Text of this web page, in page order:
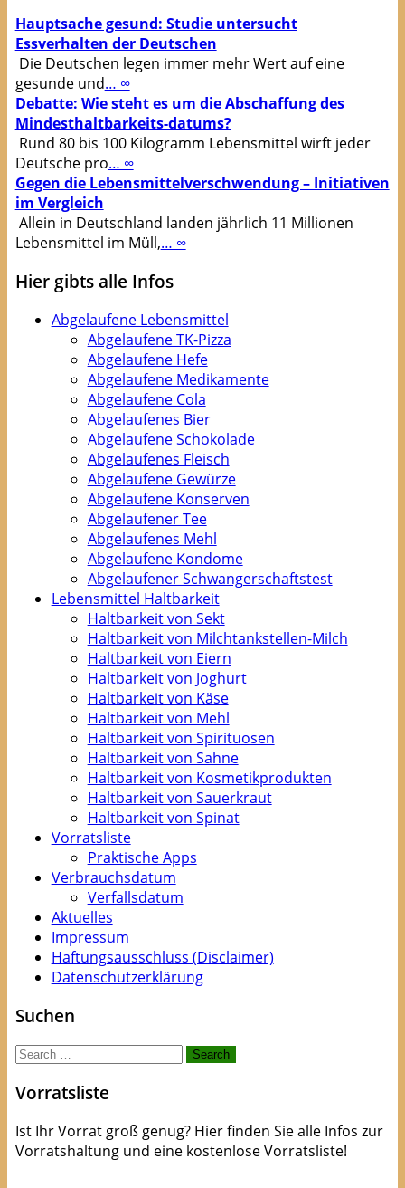
Hauptsache gesund: Studie untersucht
Essverhalten der Deutschen
Die Deutschen legen immer mehr Wert auf eine
gesunde und… ∞
Debatte: Wie steht es um die Abschaffung des
Mindesthaltbarkeits-datums?
Rund 80 bis 100 Kilogramm Lebensmittel wirft jeder
Deutsche pro… ∞
Gegen die Lebensmittelverschwendung – Initiativen
im Vergleich
Allein in Deutschland landen jährlich 11 Millionen
Lebensmittel im Müll,… ∞
Hier gibts alle Infos
Abgelaufene Lebensmittel
Abgelaufene TK-Pizza
Abgelaufene Hefe
Abgelaufene Medikamente
Abgelaufene Cola
Abgelaufenes Bier
Abgelaufene Schokolade
Abgelaufenes Fleisch
Abgelaufene Gewürze
Abgelaufene Konserven
Abgelaufener Tee
Abgelaufenes Mehl
Abgelaufene Kondome
Abgelaufener Schwangerschaftstest
Lebensmittel Haltbarkeit
Haltbarkeit von Sekt
Haltbarkeit von Milchtankstellen-Milch
Haltbarkeit von Eiern
Haltbarkeit von Joghurt
Haltbarkeit von Käse
Haltbarkeit von Mehl
Haltbarkeit von Spirituosen
Haltbarkeit von Sahne
Haltbarkeit von Kosmetikprodukten
Haltbarkeit von Sauerkraut
Haltbarkeit von Spinat
Vorratsliste
Praktische Apps
Verbrauchsdatum
Verfallsdatum
Aktuelles
Impressum
Haftungsausschluss (Disclaimer)
Datenschutzerklärung
Suchen
Search
Vorratsliste
Ist Ihr Vorrat groß genug? Hier finden Sie alle Infos zur
Vorratshaltung und eine kostenlose Vorratsliste!